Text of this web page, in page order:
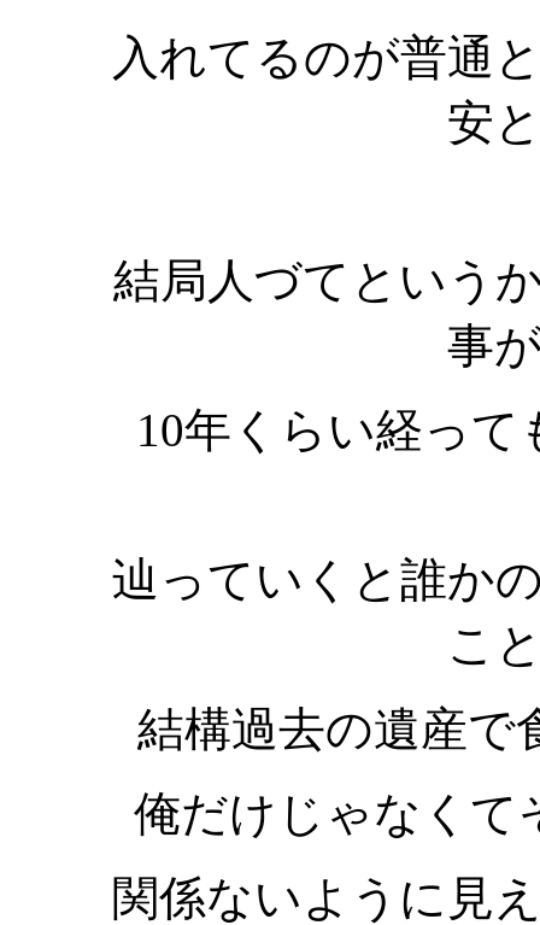
入れてるのが普通
安
結局人づてという
事
10年くらい経っ
辿っていくと誰か
こ
結構過去の遺産で
俺だけじゃなくて
関係ないように見